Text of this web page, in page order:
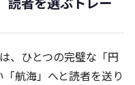
、ひとつの完璧な「円
航海」へと読者を送り